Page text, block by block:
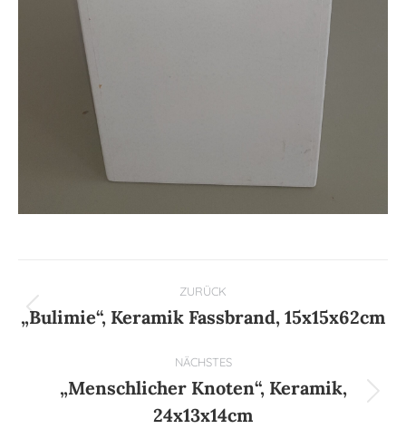
Kommentarnavigation
ZURÜCK
Vorheriger
„Bulimie“, Keramik Fassbrand, 15x15x62cm
NÄCHSTES
Nächster
Beitrag:
„Menschlicher Knoten“, Keramik,
24x13x14cm